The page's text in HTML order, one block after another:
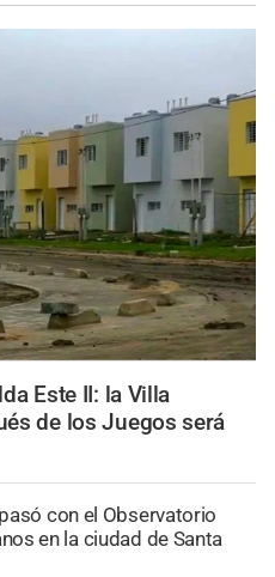
Este II: la Villa
de los Juegos será
con el Observatorio
en la ciudad de Santa